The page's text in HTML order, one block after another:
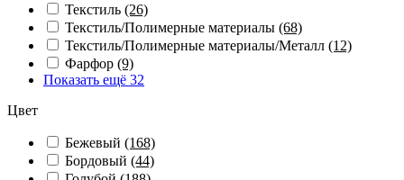
Текстиль (26)
Текстиль/Полимерные материалы (68)
Текстиль/Полимерные материалы/Металл (12)
Фарфор (9)
Показать ещё 32
Цвет
Бежевый (168)
Бордовый (44)